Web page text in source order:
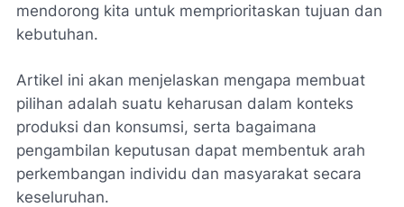
mendorong kita untuk memprioritaskan tujuan dan
kebutuhan.
Artikel ini akan menjelaskan mengapa membuat
pilihan adalah suatu keharusan dalam konteks
produksi dan konsumsi, serta bagaimana
pengambilan keputusan dapat membentuk arah
perkembangan individu dan masyarakat secara
keseluruhan.